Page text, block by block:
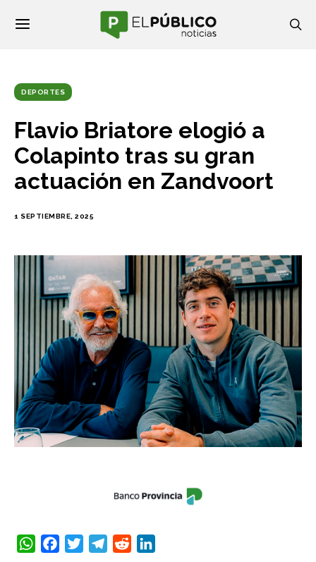
DEPORTES
Flavio Briatore elogió a
Colapinto tras su gran
actuación en Zandvoort
1 SEPTIEMBRE, 2025
WhatsAppFacebookTwitterTelegram
Reddit